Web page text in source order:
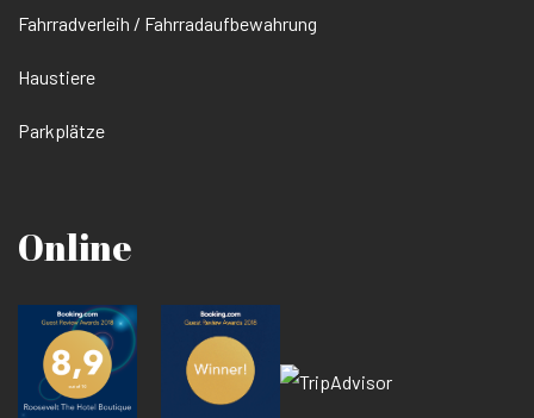
Fahrradverleih / Fahrradaufbewahrung
Haustiere
Parkplätze
Online